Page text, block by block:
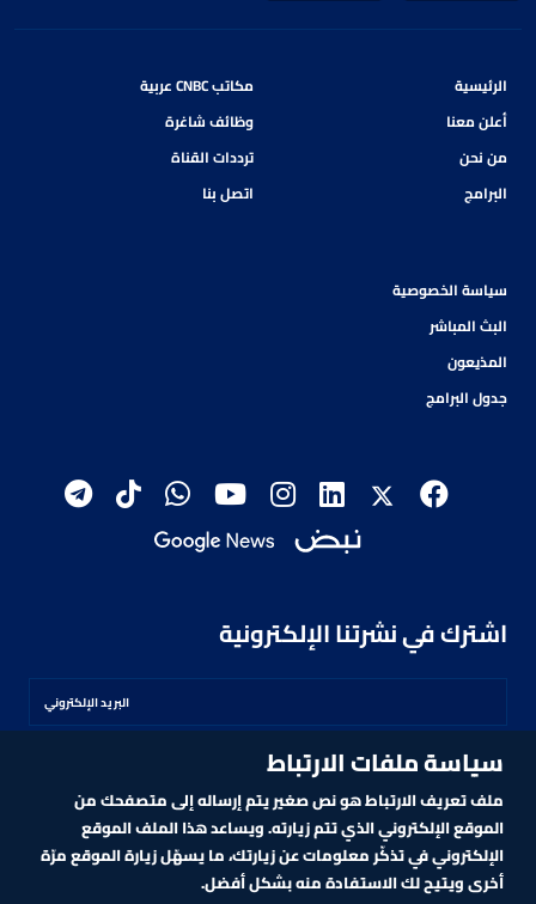
الرئيسية
أعلن معنا
من نحن
البرامج
مكاتب CNBC عربية
وظائف شاغرة
ترددات القناة
اتصل بنا
سياسة الخصوصية
البث المباشر
المذيعون
جدول البرامج
اشترك في نشرتنا الإلكترونية
اشترك
سياسة ملفات الارتباط
ملف تعريف الارتباط هو نص صغير يتم إرساله إلى متصفحك من
الموقع الإلكتروني الذي تتم زيارته. ويساعد هذا الملف الموقع
الإلكتروني في تذكّر معلومات عن زيارتك، ما يسهّل زيارة الموقع مرّة
أخرى ويتيح لك الاستفادة منه بشكل أفضل.